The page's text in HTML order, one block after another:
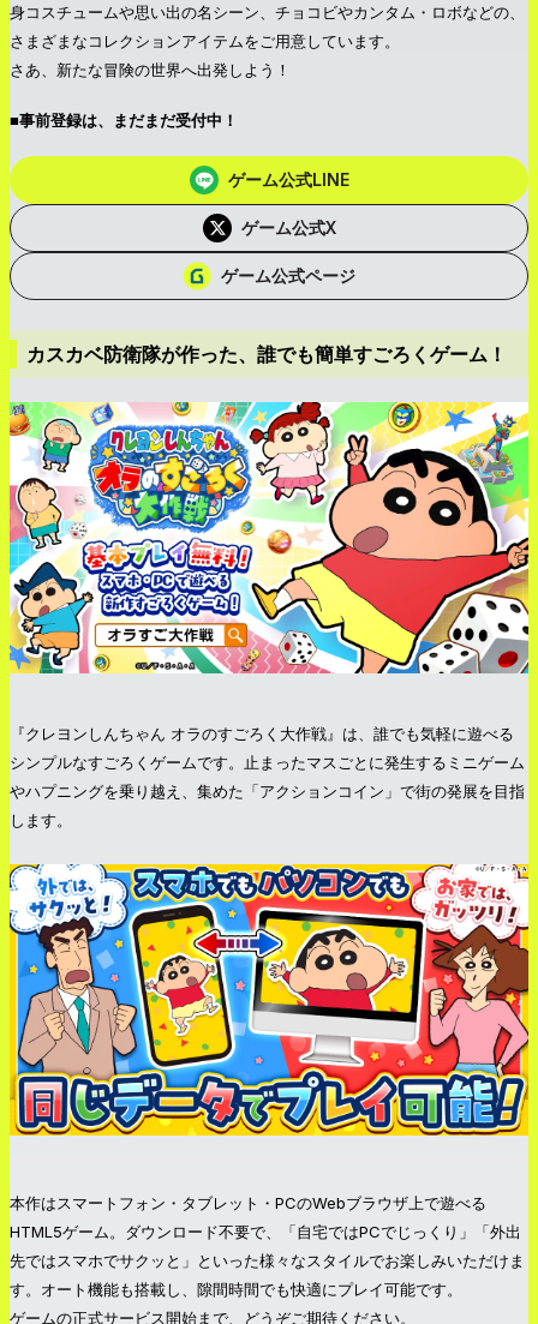
身コスチュームや思い出の名シーン、チョコビやカンタム・ロボなどの、
さまざまなコレクションアイテムをご用意しています。
さあ、新たな冒険の世界へ出発しよう！
■事前登録は、まだまだ受付中！
ゲーム公式LINE
ゲーム公式X
ゲーム公式ページ
カスカベ防衛隊が作った、誰でも簡単すごろくゲーム！
『クレヨンしんちゃん オラのすごろく大作戦』は、誰でも気軽に遊べる
シンプルなすごろくゲームです。止まったマスごとに発生するミニゲーム
やハプニングを乗り越え、集めた「アクションコイン」で街の発展を目指
します。
本作はスマートフォン・タブレット・PCのWebブラウザ上で遊べる
HTML5ゲーム。ダウンロード不要で、「自宅ではPCでじっくり」「外出
先ではスマホでサクッと」といった様々なスタイルでお楽しみいただけま
す。オート機能も搭載し、隙間時間でも快適にプレイ可能です。
ゲームの正式サービス開始まで、どうぞご期待ください。